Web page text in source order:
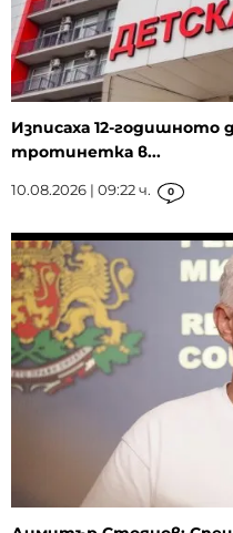
Изписаха 12-
тротинетка в...
10.08.2026 | 09:22 ч. 0